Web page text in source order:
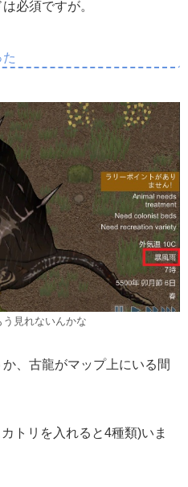
必須ですが。
見れないんかな
、古龍がマップ上にいる間
トリを入れると4種類)いま